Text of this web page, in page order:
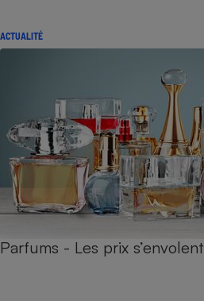
ACTUALITÉ
Parfums - Les prix s’envolent